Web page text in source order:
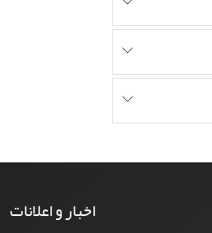
اخبار و اعلانات